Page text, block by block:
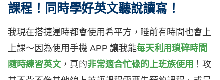
課程！同時學好英文聽說讀寫！
我現在搭捷運時都會使用希平方，睡前有時間也會上
上課～因為使用手機 APP 讓我能每天利用瑣碎時間
隨時練習英文，真的非常適合忙碌的上班族使用 ！攻